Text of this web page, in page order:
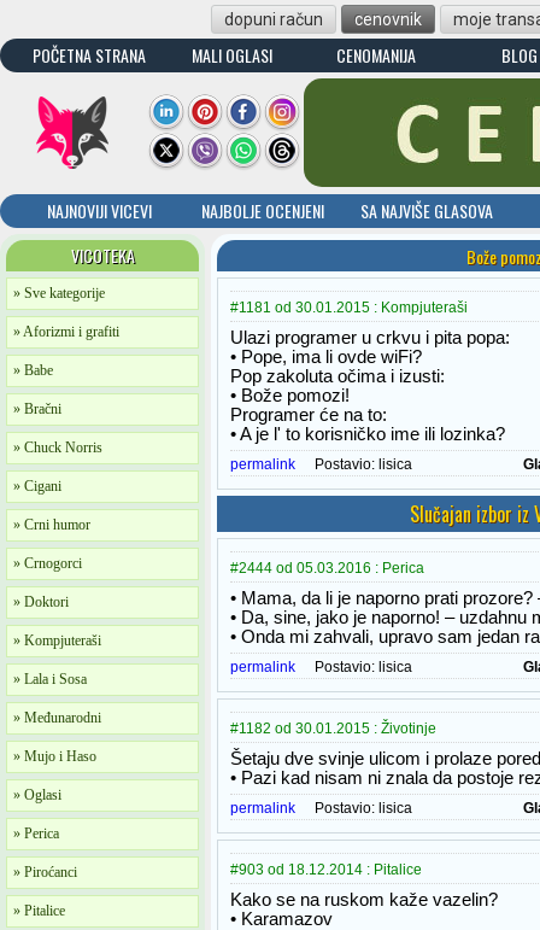
dopuni račun cenovnik moje
POČETNA STRANA MALI OGLASI CENOMANIJA BLOG
NAJNOVIJI VICEVI NAJBOLJE OCENJENI
SA NAJVIŠE GLASOVA
VICOTEKA
» Sve kategorije
» Aforizmi i grafiti
» Babe
» Bračni
» Chuck Norris
» Cigani
» Crni humor
» Crnogorci
» Doktori
» Kompjuteraši
» Lala i Sosa
» Međunarodni
» Mujo i Haso
» Oglasi
» Perica
» Piroćanci
» Pitalice
Bože
#1181 od 30.01.2015 : Kompjuteraši
Ulazi programer u crkvu i pita popa:
• Pope, ima li ovde wiFi?
Pop zakoluta očima i izusti:
• Bože pomozi!
Programer će na to:
• A je l' to korisničko ime ili lozinka?
permalink Postavio: lisica
Slučajan izbor iz
#2444 od 05.03.2016 : Perica
• Mama, da li je naporno prati
• Da, sine, jako je naporno! – uzdahnu
• Onda mi zahvali, upravo sam jedan
permalink Postavio: lisica
#1182 od 30.01.2015 : Životinje
Šetaju dve svinje ulicom i prolaze
• Pazi kad nisam ni znala da postoje
permalink Postavio: lisica
#903 od 18.12.2014 : Pitalice
Kako se na ruskom kaže vazelin?
• Karamazov